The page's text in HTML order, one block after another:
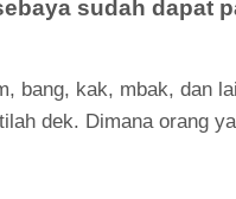
sudah dapat
bang, kak, mbak, dan
dek. Dimana orang